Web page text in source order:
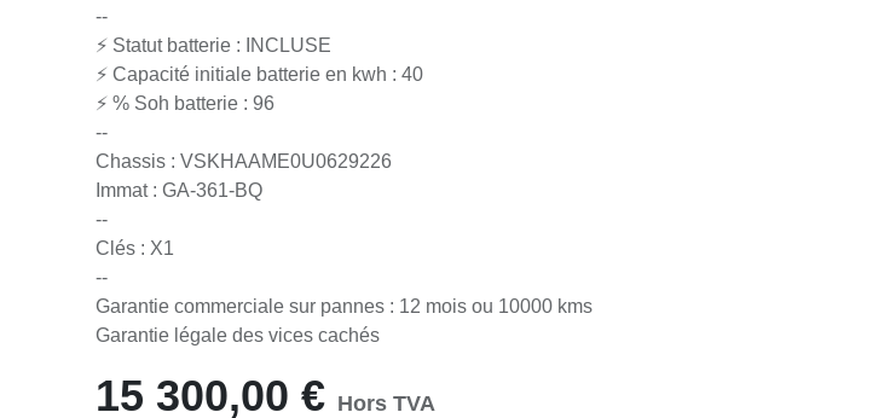
--
⚡ Statut batterie : INCLUSE
⚡ Capacité initiale batterie en kwh : 40
⚡ % Soh batterie : 96
--
Chassis : VSKHAAME0U0629226
Immat : GA-361-BQ
--
Clés : X1
--
Garantie commerciale sur pannes : 12 mois ou 10000 kms
Garantie légale des vices cachés
15 300,00€ Hors TVA